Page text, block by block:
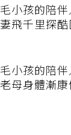
毛小孩的陪
妻飛千里探酷
毛小孩的陪
老母身體漸康